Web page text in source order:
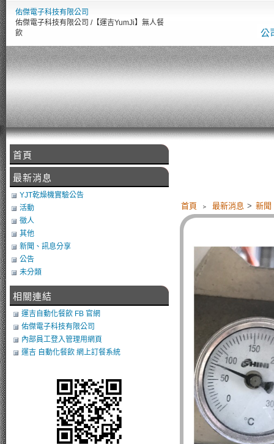
佑傑電子科技有限公司
佑傑電子科技有限公司 /【運吉YumJi】無人餐
飲
公
首頁 ﹥ 最新消息 > 新聞
首頁
最新消息
YJT乾燥機實驗公告
活動
徵人
其他
新聞、訊息分享
公告
未分類
相關連結
運吉自動化餐飲 FB 官網
佑傑電子科技有限公司
內部員工登入管理用網頁
運吉 自動化餐飲 網上訂餐系統